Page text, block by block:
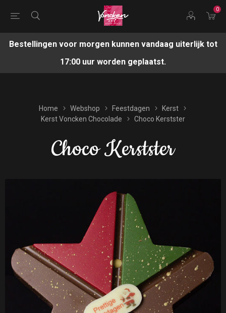
0
Bestellingen voor morgen kunnen vandaag uiterlijk tot
17:00 uur worden geplaatst.
Home Webshop Feestdagen
Kerst
Kerst Voncken Chocolade
Choco Kerstster
Choco Kerstster